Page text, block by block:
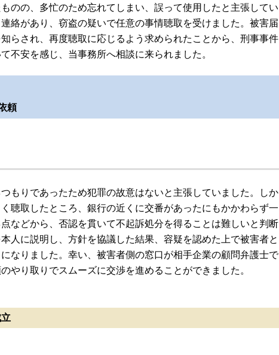
のの、多忙のため忘れてしまい、誤って使用したと主張してい
絡があり、窃盗の疑いで任意の事情聴取を受けました。被害届
らされ、再度聴取に応じるよう求められたことから、刑事事件
不安を感じ、当事務所へ相談に来られました。
頼
もりであったため犯罪の故意はないと主張していました。しか
聴取したところ、銀行の近くに交番があったにもかかわらず一
などから、否認を貫いて不起訴処分を得ることは難しいと判断
人に説明し、方針を協議した結果、容疑を認めた上で被害者と
なりました。幸い、被害者側の窓口が相手企業の顧問弁護士で
やり取りでスムーズに交渉を進めることができました。